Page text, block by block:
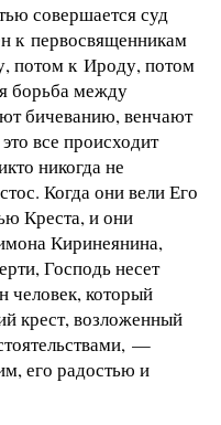
совершается суд
к первосвященникам
потом к Ироду, потом
борьба между
бичеванию, венчают
все происходит
никогда не
Когда они вели Его
Креста, и они
Киринеянина,
Господь несет
человек, который
крест, возложенный
—
его радостью и